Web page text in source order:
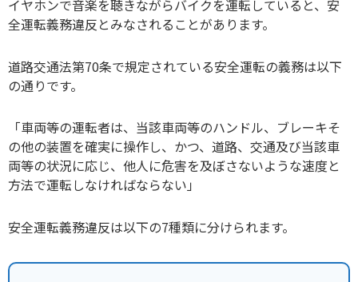
イヤホンで音楽を聴きながらバイクを運転していると、安
全運転義務違反とみなされることがあります。
道路交通法第70条で規定されている安全運転の義務は以下
の通りです。
「車両等の運転者は、当該車両等のハンドル、ブレーキそ
の他の装置を確実に操作し、かつ、道路、交通及び当該車
両等の状況に応じ、他人に危害を及ぼさないような速度と
方法で運転しなければならない」
安全運転義務違反は以下の7種類に分けられます。